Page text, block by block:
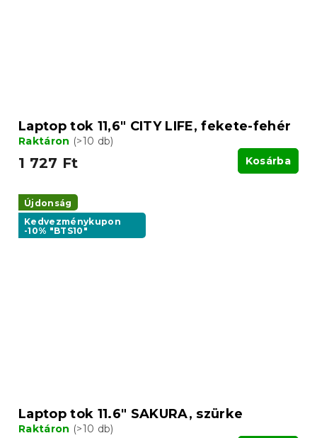
Laptop tok 11,6" CITY LIFE, fekete-fehér
Raktáron (>10 db)
1 727 Ft Kosárba
Újdonság
Kedvezménykupon
-10% "BTS10"
Laptop tok 11.6" SAKURA, szürke
Raktáron (>10 db)